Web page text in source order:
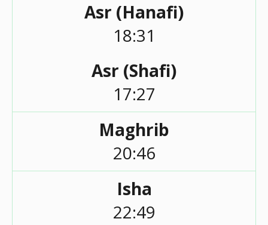
Asr (Hanafi)
18:31
Asr (Shafi)
17:27
Maghrib
20:46
Isha
22:49